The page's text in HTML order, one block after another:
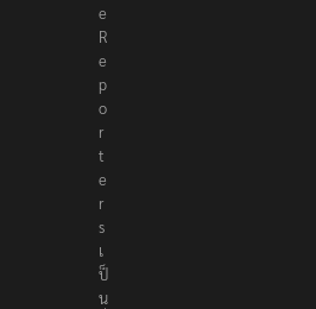
e
R
e
p
o
r
t
e
r
s
เ
ป็
น